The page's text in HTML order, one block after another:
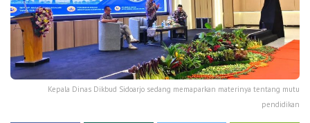
Kepala Dinas Dikbud Sidoarjo sedang memaparkan materinya tentang mutu
pendidikan